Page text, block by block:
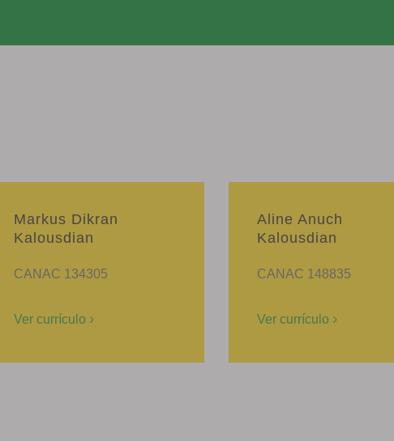
Markus Dikran
Kalousdian
CANAC 134305
Ver currículo
Aline Anuch
Kalousdian
CANAC 148835
Ver currículo